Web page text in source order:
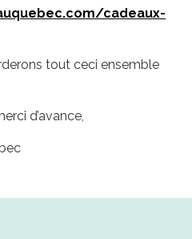
cadeaux-
tout ceci ensemble
d’avance,